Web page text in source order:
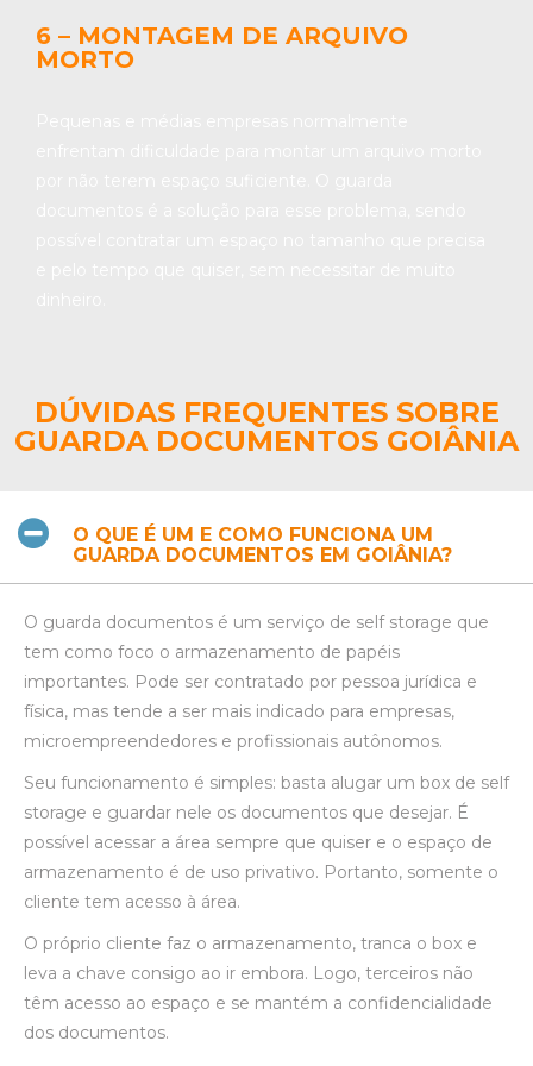
6 – MONTAGEM DE ARQUIVO
MORTO
DÚVIDAS FREQUENTES SOBRE
GUARDA DOCUMENTOS GOIÂNIA
O QUE É UM E COMO FUNCIONA UM
GUARDA DOCUMENTOS EM GOIÂNIA?
O guarda documentos é um serviço de self storage que
tem como foco o armazenamento de papéis
importantes. Pode ser contratado por pessoa jurídica e
física, mas tende a ser mais indicado para empresas,
microempreendedores e profissionais autônomos.
Seu funcionamento é simples: basta alugar um box de self
storage e guardar nele os documentos que desejar. É
possível acessar a área sempre que quiser e o espaço de
armazenamento é de uso privativo. Portanto, somente o
cliente tem acesso à área.
O próprio cliente faz o armazenamento, tranca o box e
leva a chave consigo ao ir embora. Logo, terceiros não
têm acesso ao espaço e se mantém a confidencialidade
dos documentos.